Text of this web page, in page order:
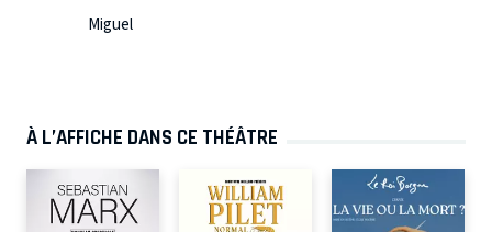
Miguel
À L’AFFICHE DANS CE THÉÂTRE